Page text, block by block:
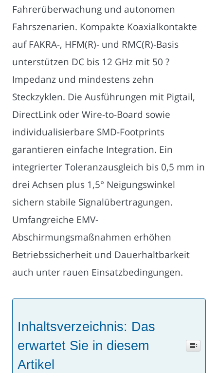
Fahrerüberwachung und autonomen
Fahrszenarien. Kompakte Koaxialkontakte
auf FAKRA-, HFM(R)- und RMC(R)-Basis
unterstützen DC bis 12 GHz mit 50 ?
Impedanz und mindestens zehn
Steckzyklen. Die Ausführungen mit Pigtail,
DirectLink oder Wire-to-Board sowie
individualisierbare SMD-Footprints
garantieren einfache Integration. Ein
integrierter Toleranzausgleich bis 0,5 mm in
drei Achsen plus 1,5° Neigungswinkel
sichern stabile Signalübertragungen.
Umfangreiche EMV-
Abschirmungsmaßnahmen erhöhen
Betriebssicherheit und Dauerhaltbarkeit
auch unter rauen Einsatzbedingungen.
Inhaltsverzeichnis: Das
erwartet Sie in diesem
Artikel